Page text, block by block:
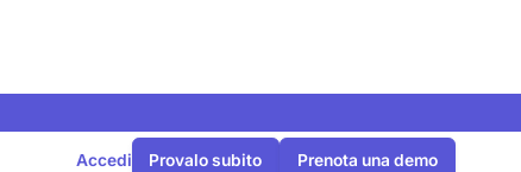
Accedi Provalo subito Prenota una demo